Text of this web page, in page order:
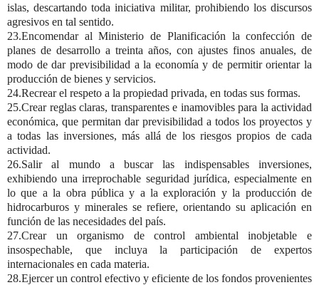
islas, descartando toda iniciativa militar, prohibiendo los discursos
agresivos en tal sentido.
23.Encomendar al Ministerio de Planificación la confección de
planes de desarrollo a treinta años, con ajustes finos anuales, de
modo de dar previsibilidad a la economía y de permitir orientar la
producción de bienes y servicios.
24.Recrear el respeto a la propiedad privada, en todas sus formas.
25.Crear reglas claras, transparentes e inamovibles para la actividad
económica, que permitan dar previsibilidad a todos los proyectos y
a todas las inversiones, más allá de los riesgos propios de cada
actividad.
26.Salir al mundo a buscar las indispensables inversiones,
exhibiendo una irreprochable seguridad jurídica, especialmente en
lo que a la obra pública y a la exploración y la producción de
hidrocarburos y minerales se refiere, orientando su aplicación en
función de las necesidades del país.
27.Crear un organismo de control ambiental inobjetable e
insospechable, que incluya la participación de expertos
internacionales en cada materia.
28.Ejercer un control efectivo y eficiente de los fondos provenientes